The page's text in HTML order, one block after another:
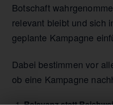
Botschaft
relevant bleibt und sich
geplante Kampagne
Dabei bestimmen vor
ob eine Kampagne